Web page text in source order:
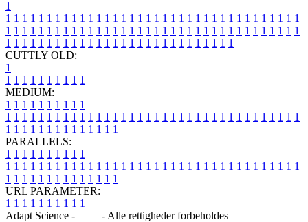
1
1 1 1 1 1 1 1 1 1 1 1 1 1 1 1 1 1 1 1 1 1 1 1 1 1 1 1 1 1 1 1 1 1 1 1 1
1 1 1 1 1 1 1 1 1 1 1 1 1 1 1 1 1 1 1 1 1 1 1 1 1 1 1 1 1 1 1 1 1 1 1 1
1 1 1 1 1 1 1 1 1 1 1 1 1 1 1 1 1 1 1 1 1 1 1 1 1 1 1 1
CUTTLY OLD:
1
1 1 1 1 1 1 1 1 1 1
MEDIUM:
1 1 1 1 1 1 1 1 1 1
1 1 1 1 1 1 1 1 1 1 1 1 1 1 1 1 1 1 1 1 1 1 1 1 1 1 1 1 1 1 1 1 1 1 1 1
1 1 1 1 1 1 1 1 1 1 1 1 1 1
PARALLELS:
1 1 1 1 1 1 1 1 1 1
1 1 1 1 1 1 1 1 1 1 1 1 1 1 1 1 1 1 1 1 1 1 1 1 1 1 1 1 1 1 1 1 1 1 1 1
1 1 1 1 1 1 1 1 1 1 1 1 1 1
URL PARAMETER:
1 1 1 1 1 1 1 1 1 1
Adapt Science -
- Alle rettigheder forbeholdes